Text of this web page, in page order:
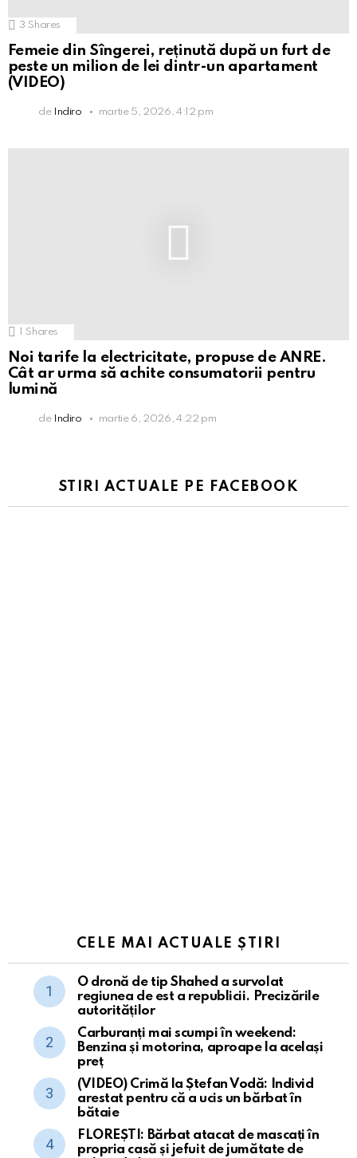
3 Shares
Femeie din Sîngerei, reținută după un furt de
peste un milion de lei dintr-un apartament
(VIDEO)
de Indiro martie 5, 2026, 4:12 pm
1 Shares
Noi tarife la electricitate, propuse de ANRE.
Cât ar urma să achite consumatorii pentru
lumină
de Indiro martie 6, 2026, 4:22 pm
STIRI ACTUALE PE FACEBOOK
CELE MAI ACTUALE ȘTIRI
O dronă de tip Shahed a survolat
regiunea de est a republicii. Precizările
autorităților
Carburanți mai scumpi în weekend:
Benzina și motorina, aproape la același
preț
(VIDEO) Crimă la Ștefan Vodă: Individ
arestat pentru că a ucis un bărbat în
bătaie
FLOREȘTI: Bărbat atacat de mascați în
propria casă și jefuit de jumătate de